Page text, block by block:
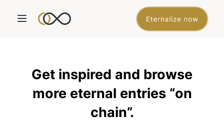
Get inspired and browse
more eternal entries “on
chain”.